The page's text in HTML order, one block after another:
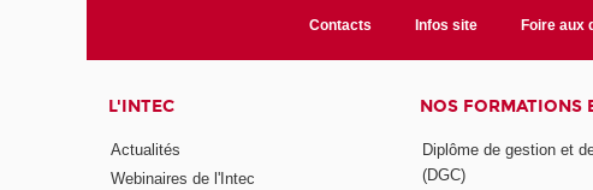
Contacts Infos site Foire aux
L'INTEC
Actualités
Webinaires de l'Intec
NOS FORMATIONS
Diplôme de gestion et
(DGC)